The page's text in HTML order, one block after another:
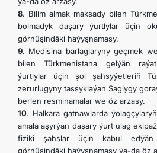
8. Bilim almak maksady bilen
bolmadyk daşary ýurtlylar üçin
görnüşindäki haýyşnamasy.
9. Medisina barlaglaryny geçmek
bilen Türkmenistana gelýän
ýurtlylar üçin şol şahsyýetleriň
zerurlugyny tassyklaýan Saglygy
berlen resminamalar we öz arzasy.
10. Halkara gatnawlarda
amala aşyrýan daşary ýurt ulag
fiziki şahslar üçin kabul edýän
görnüşindäki haýyşnamasy ýa-da öz